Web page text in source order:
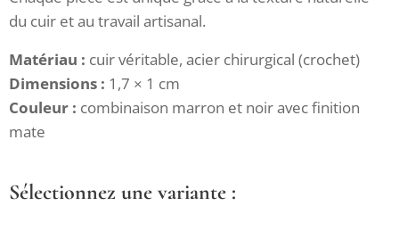
du cuir et au travail artisanal.
Matériau : cuir véritable, acier chirurgical (crochet)
Dimensions : 1,7 × 1 cm
Couleur : combinaison marron et noir avec finition
mate
Sélectionnez une variante :